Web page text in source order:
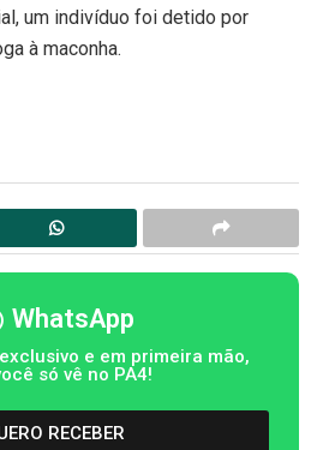
um indivíduo foi detido por
à maconha.
WhatsApp
e em primeira mão,
só vê no PA4!
RECEBER